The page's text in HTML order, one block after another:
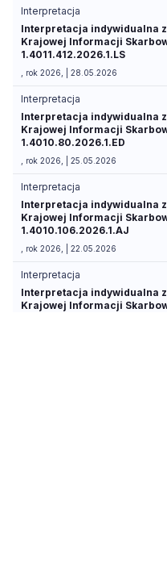
Interpretacja
Interpretacja indywidualna
Krajowej Informacji
1.4011.412.2026.1.LS
, rok 2026, | 28.05.2026
Interpretacja
Interpretacja indywidualna
Krajowej Informacji
1.4010.80.2026.1.ED
, rok 2026, | 25.05.2026
Interpretacja
Interpretacja indywidualna
Krajowej Informacji
1.4010.106.2026.1.AJ
, rok 2026, | 22.05.2026
Interpretacja
Interpretacja indywidualna
Krajowej Informacji